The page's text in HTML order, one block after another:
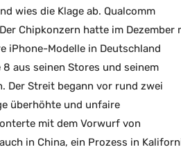
wies die Klage ab. Qualcomm
Chipkonzern hatte im Dezember
iPhone-Modelle in Deutschland
aus seinen Stores und seinem
Der Streit begann vor rund zwei
überhöhte und unfaire
mit dem Vorwurf von
in China, ein Prozess in